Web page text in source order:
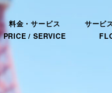
料金・サービス
PRICE / SERVICE
サービ